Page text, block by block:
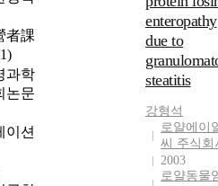
者課
과학
논문
이션
and clinical
symptoms
investigated.
From the
radiographic
images, the
the lesion,
calcification,
bony
and stage of
enteropathy
due to
steatitis
강형석
로얄에이
씨 주식회
2003
로얄동물